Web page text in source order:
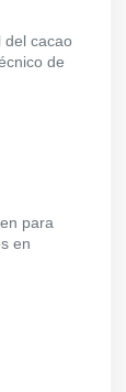
del cacao
de
para
en